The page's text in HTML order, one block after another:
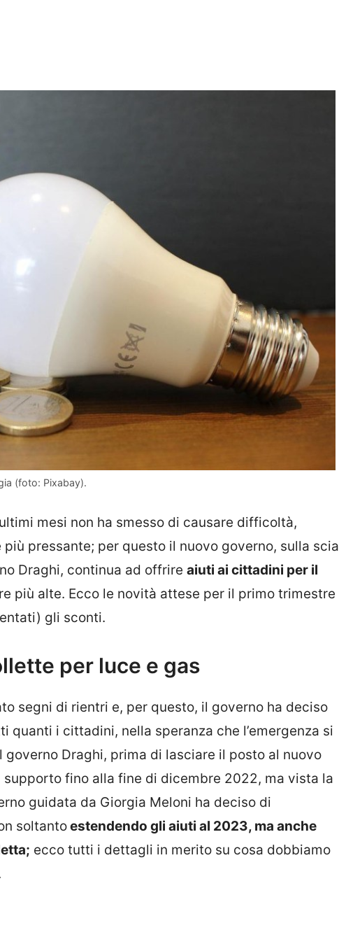
(foto: Pixabay).
mesi non ha smesso di causare difficoltà,
pressante; per questo il nuovo governo, sulla scia
Draghi, continua ad offrire aiuti ai cittadini per il
più alte. Ecco le novità attese per il primo trimestre
gli sconti.
per luce e gas
segni di rientri e, per questo, il governo ha deciso
quanti i cittadini, nella speranza che l’emergenza si
Draghi, prima di lasciare il posto al nuovo
fino alla fine di dicembre 2022, ma vista la
guidata da Giorgia Meloni ha deciso di
soltantoestendendo gli aiuti al 2023, ma anche
ecco tutti i dettagli in merito su cosa dobbiamo